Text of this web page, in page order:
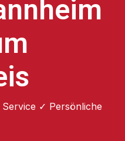
✓ Persönliche